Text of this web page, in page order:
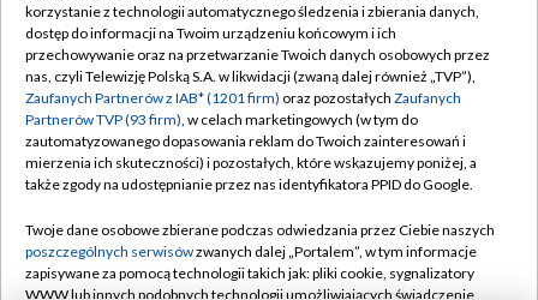
TVP
Abonament TVP
Emisja w TVP
Centrum informacji TVP
Naziemna Telewizja Cyfrowa
Rada Programowa
System NOS
Regulamin TVP
Polityka prywatności
Moje zgody
Pomoc
Kontakt
korzystanie z technologii automatycznego śledzenia i zbierania danych,
dostęp do informacji na Twoim urządzeniu końcowym i ich
przechowywanie oraz na przetwarzanie Twoich danych osobowych przez
nas, czyli Telewizję Polską S.A. w likwidacji (zwaną dalej również „TVP”),
Zaufanych Partnerów z IAB* (1201 firm) oraz pozostałych Zaufanych
Partnerów TVP (93 firm), w celach marketingowych (w tym do
zautomatyzowanego dopasowania reklam do Twoich zainteresowań i
mierzenia ich skuteczności) i pozostałych, które wskazujemy poniżej, a
także zgody na udostępnianie przez nas identyfikatora PPID do Google.
Twoje dane osobowe zbierane podczas odwiedzania przez Ciebie naszych
poszczególnych serwisówzwanych dalej „Portalem”, w tym informacje
zapisywane za pomocą technologii takich jak: pliki cookie, sygnalizatory
WWW lub innych podobnych technologii umożliwiających świadczenie